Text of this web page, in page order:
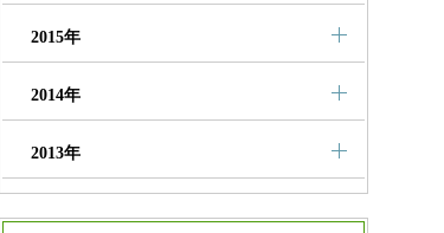
2015年
2014年
2013年